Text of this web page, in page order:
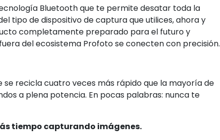
Bluetooth que te permite desatar toda la
tipo de dispositivo de captura que utilices, ahora y
completamente preparado para el futuro y
del ecosistema Profoto se conecten con precisión.
se recicla cuatro veces más rápido que la mayoría de
a plena potencia. En pocas palabras: nunca te
tiempo capturando imágenes.